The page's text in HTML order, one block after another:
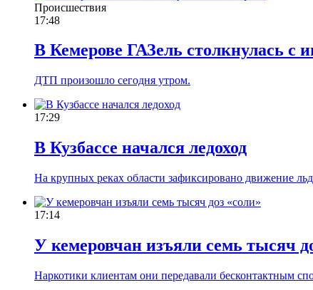
Происшествия
17:48
В Кемерове ГАЗель столкнулась с
ДТП произошло сегодня утром.
17:29
В Кузбассе начался ледоход
На крупных реках области зафиксировано движение
17:14
У кемеровчан изъяли семь тысяч
Наркотики клиентам они передавали бесконтактным